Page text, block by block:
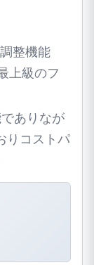
整機能
上級のフ
ありなが
りコストパ